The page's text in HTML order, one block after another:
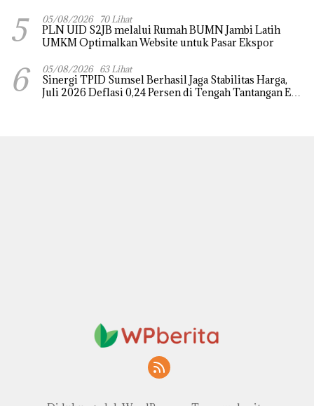
5 05/08/2026 70 Lihat
PLN UID S2JB melalui Rumah BUMN Jambi Latih
UMKM Optimalkan Website untuk Pasar Ekspor
6 05/08/2026 63 Lihat
Sinergi TPID Sumsel Berhasil Jaga Stabilitas Harga,
Juli 2026 Deflasi 0,24 Persen di Tengah Tantangan El